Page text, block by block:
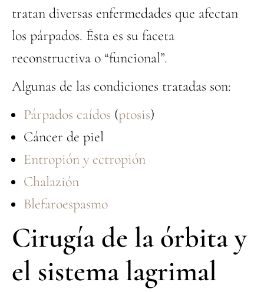
tratan diversas enfermedades que afectan
los párpados. Ésta es su faceta
reconstructiva o “funcional”.
Algunas de las condiciones tratadas son:
Párpados caídos (ptosis)
Cáncer de piel
Entropión y ectropión
Chalazión
Blefaroespasmo
Cirugía de la órbita y
el sistema lagrimal